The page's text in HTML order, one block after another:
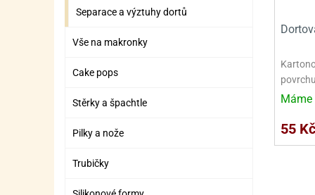
Separace a výztuhy dortů
Vše na makronky
Cake pops
Stěrky a špachtle
Pilky a nože
Trubičky
Máme
55 Kč